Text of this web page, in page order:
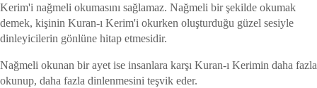
Kerim'i nağmeli okumasını sağlamaz. Nağmeli bir şekilde okumak
demek, kişinin Kuran-ı Kerim'i okurken oluşturduğu güzel sesiyle
dinleyicilerin gönlüne hitap etmesidir.
Nağmeli okunan bir ayet ise insanlara karşı Kuran-ı Kerimin daha fazla
okunup, daha fazla dinlenmesini teşvik eder.